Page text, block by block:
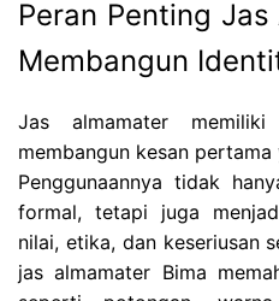
Peran Penting
Membangun
Jas almamater
membangun kesan
Penggunaannya tidak
formal, tetapi juga
nilai, etika, dan keseriusan
jas almamater Bima